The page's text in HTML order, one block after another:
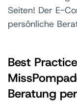
Seiten! Der E-
persönliche
Best
Beratung